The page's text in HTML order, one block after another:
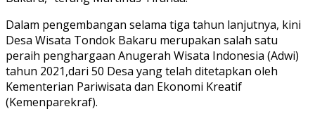
Dalam pengembangan selama tiga tahun lanjutnya, kini
Desa Wisata Tondok Bakaru merupakan salah satu
peraih penghargaan Anugerah Wisata Indonesia (Adwi)
tahun 2021,dari 50 Desa yang telah ditetapkan oleh
Kementerian Pariwisata dan Ekonomi Kreatif
(Kemenparekraf).